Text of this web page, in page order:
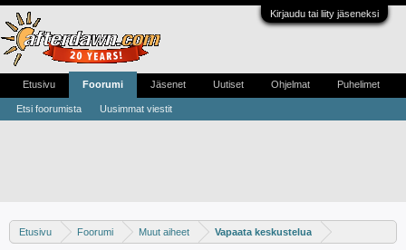
Kirjaudu tai liity jäseneksi
Etusivu Foorumi Muut aiheet Vapaata keskustelua
Etusivu Foorumi
Etsi foorumista Uusimmat viestit
Jäsenet Uutiset Ohjelmat Puhelimet